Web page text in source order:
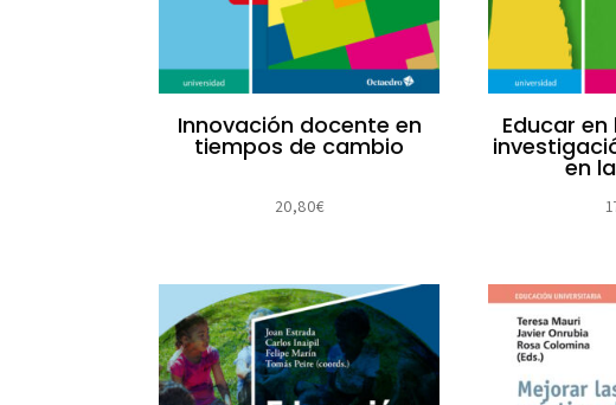
Innovación docente en
tiempos de cambio
20,80€
Educar
en